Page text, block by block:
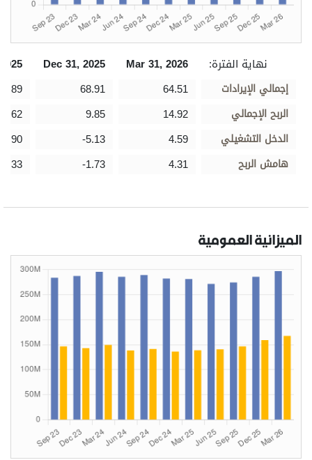
نهاية الفترة: Mar 31, 2026
Dec 31, 2025
إجمالي الإيرادات 64.51
68.91
الربح الإجمالي 14.92
9.85
الدخل التشغيلي 4.59
-5.13
-0.90
هامش الربح 4.31
-1.73
-4.33
الميزانية العمومية